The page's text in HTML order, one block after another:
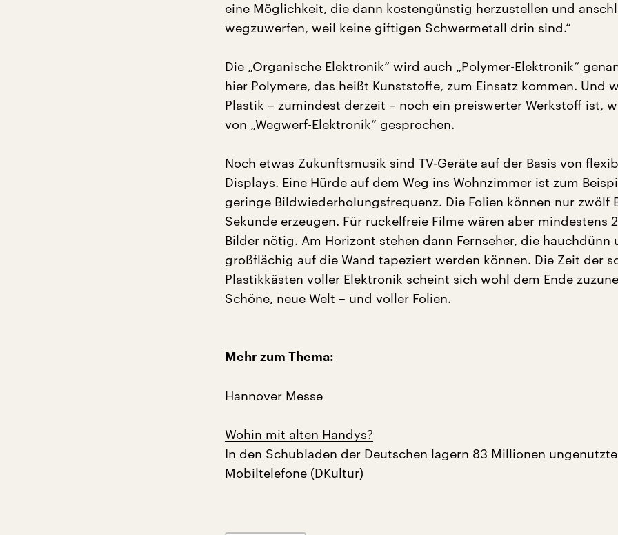
eine Möglichkeit, die dann kostengünstig herzustellen und
wegzuwerfen, weil keine giftigen Schwermetall drin sind.“
Die „Organische Elektronik“ wird auch „Polymer-Elektronik“
hier Polymere, das heißt Kunststoffe, zum Einsatz kommen. Und
Plastik – zumindest derzeit – noch ein preiswerter Werkstoff ist,
von „Wegwerf-Elektronik“ gesprochen.
Noch etwas Zukunftsmusik sind TV-Geräte auf der Basis von
Displays. Eine Hürde auf dem Weg ins Wohnzimmer ist zum
geringe Bildwiederholungsfrequenz. Die Folien können nur zwölf
Sekunde erzeugen. Für ruckelfreie Filme wären aber mindestens
Bilder nötig. Am Horizont stehen dann Fernseher, die hauchdünn
großflächig auf die Wand tapeziert werden können. Die Zeit der
Plastikkästen voller Elektronik scheint sich wohl dem Ende
Schöne, neue Welt – und voller Folien.
Mehr zum Thema:
Hannover Messe
Wohin mit alten Handys?
In den Schubladen der Deutschen lagern 83 Millionen ungenutzte
Mobiltelefone (DKultur)